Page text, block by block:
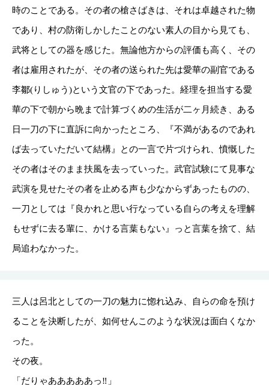
時のことである。その者の槍さばきは、それは卓越された物
であり、村の防衛しかしたことのない素人の目から見ても、
武将としての器を感じた。無論他方からの評価も高く、その
者は雇用されたが、その者の送られた先は愛華の副官である
李鄒(りしゅう)という文官の下であった。経理を担当する愛
華の下で朝から晩まで計算づくめの生活が二ヶ月続き、ある
日一刀の下に直訴に向かったところ、『不満があるのであれ
ば去っていただいて結構』との一言で片づけられ、憤慨した
その者はそのまま扶風を去っていった。武官試験にて見事な
武演を見せたその者を止める声も少なからずあったものの、
一刀としては『良かれと思い行なっている自らの考えを理解
もせずに去る輩に、かける言葉もない』っと言葉を捨て、結
局追わなかった。
三人は呂北としての一刀の魅力に惚れ込み、自らの命を預け
ることを決断したが、如何せんこのような状況は面白くなか
った。
その夜。
「だりゃあああああっ‼」